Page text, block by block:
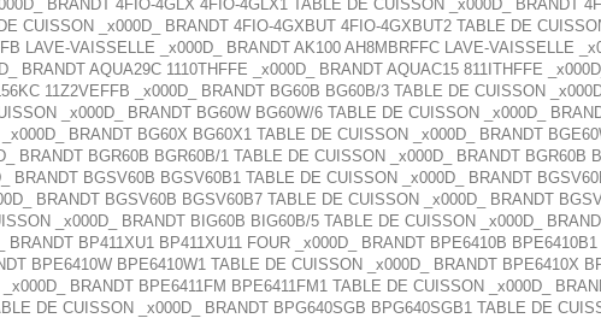
BRANDT 4FIO-4GLX 4FIO-4GLX1 TABLE DE CUISSON _x000D_ BRANDT
CUISSON _x000D_ BRANDT 4FIO-4GXBUT 4FIO-4GXBUT2 TABLE DE
LAVE-VAISSELLE _x000D_ BRANDT AK100 AH8MBRFFC LAVE-VAISSELLE
BRANDT AQUA29C 1110THFFE _x000D_ BRANDT AQUAC15 811ITHFFE
11Z2VEFFB _x000D_ BRANDT BG60B BG60B/3 TABLE DE CUISSON
_x000D_ BRANDT BG60W BG60W/6 TABLE DE CUISSON _x000D_
BRANDT BG60X BG60X1 TABLE DE CUISSON _x000D_ BRANDT
BRANDT BGR60B BGR60B/1 TABLE DE CUISSON _x000D_ BRANDT BGR60B
BRANDT BGSV60B BGSV60B1 TABLE DE CUISSON _x000D_ BRANDT
BRANDT BGSV60B BGSV60B7 TABLE DE CUISSON _x000D_ BRANDT
_x000D_ BRANDT BIG60B BIG60B/5 TABLE DE CUISSON _x000D_
BRANDT BP411XU1 BP411XU11 FOUR _x000D_ BRANDT BPE6410B
BPE6410W BPE6410W1 TABLE DE CUISSON _x000D_ BRANDT BPE6410X
BRANDT BPE6411FM BPE6411FM1 TABLE DE CUISSON _x000D_
DE CUISSON _x000D_ BRANDT BPG640SGB BPG640SGB1 TABLE DE